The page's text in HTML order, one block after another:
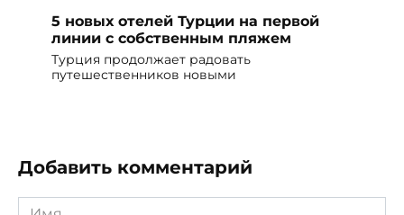
5 новых отелей Турции на первой
линии с собственным пляжем
Турция продолжает радовать
путешественников новыми
Добавить комментарий
Имя